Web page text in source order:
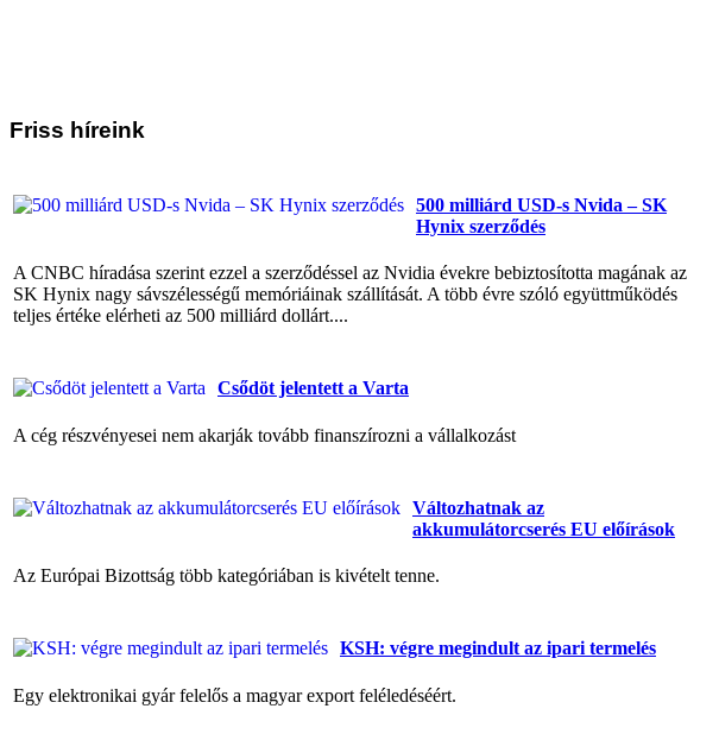
Friss híreink
500 milliárd USD-s Nvida – SK
Hynix szerződés
A CNBC híradása szerint ezzel a szerződéssel az Nvidia évekre bebiztosította magának az
SK Hynix nagy sávszélességű memóriáinak szállítását. A több évre szóló együttműködés
teljes értéke elérheti az 500 milliárd dollárt....
Csődöt jelentett a Varta
A cég részvényesei nem akarják tovább finanszírozni a vállalkozást
Változhatnak az
akkumulátorcserés EU előírások
Az Európai Bizottság több kategóriában is kivételt tenne.
KSH: végre megindult az ipari termelés
Egy elektronikai gyár felelős a magyar export feléledéséért.